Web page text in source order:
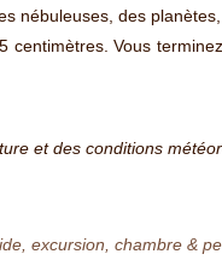
nébuleuses, des
Vous
et des conditions
excursion, chambre &